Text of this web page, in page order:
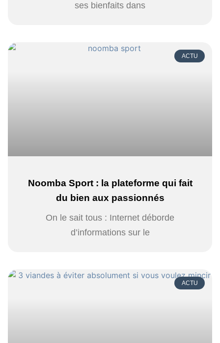
ses bienfaits dans
ACTU
Noomba Sport : la plateforme qui fait
du bien aux passionnés
On le sait tous : Internet déborde
d’informations sur le
ACTU